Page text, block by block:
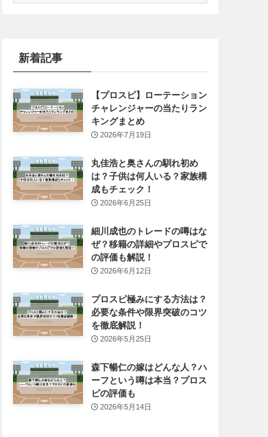
新着記事
【プロスピ】ローテーション
チャレンジャーの当たりラン
キングまとめ
2026年7月19日
丸佳浩と奥さんの馴れ初め
は？子供は何人いる？家族構
成もチェック！
2026年6月25日
細川成也のトレードの噂はな
ぜ？移籍の詳細やプロスピで
の評価も解説！
2026年6月12日
プロスピ極みにする方法は？
必要な条件や限界突破のコツ
を徹底解説！
2026年5月25日
森下暢仁の嫁はどんな人？ハ
ーフという噂は本当？プロス
ピの評価も
2026年5月14日